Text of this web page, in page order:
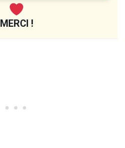
MERCI !